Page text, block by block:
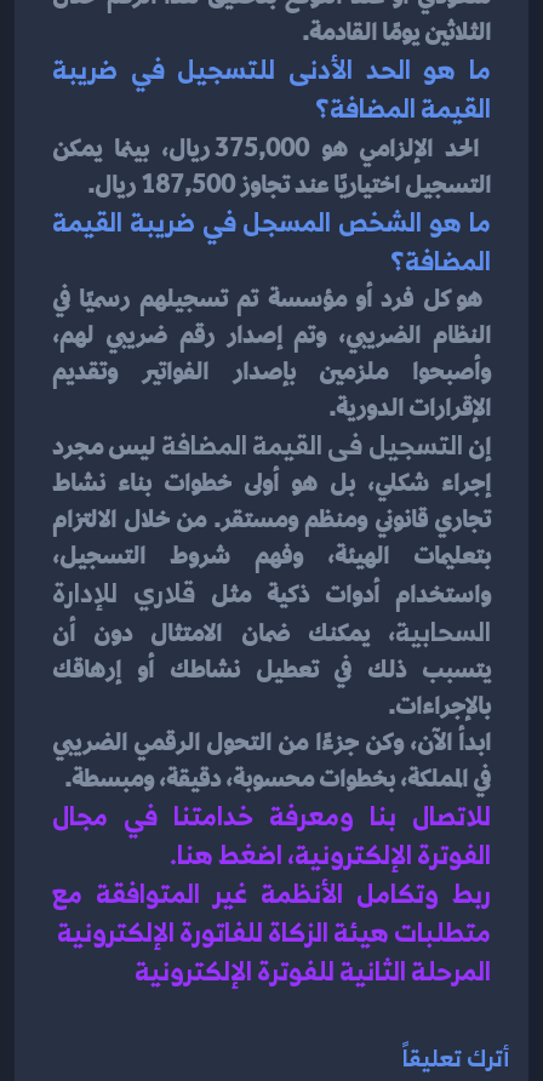
الثلاثين يومًا القادمة.
القيمة المضافة؟
التسجيل اختياريًا عند تجاوز 187,500 ريال.
المضافة؟
الإقرارات الدورية.
إن التسجيل فى القيمة المضافة
واستخدام أدوات ذكية مثل
السحابية
بالإجراءات.
في المملكة، بخطوات محسوبة، دقيقة، ومبسطة.
الفوترة الإلكترونية، اضغط هنا.
متطلبات هيئة الزكاة للفاتورة الإلكترونية
المرحلة الثانية للفوترة الإلكترونية
أترك تعليقاً